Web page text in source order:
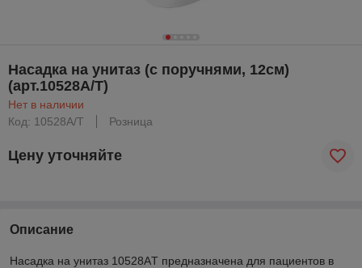
Насадка на унитаз (с поручнями, 12см)
(арт.10528А/T)
Нет в наличии
Код: 10528А/T
Розница
Цену уточняйте
Описание
Насадка на унитаз 10528АT предназначена для пациентов в